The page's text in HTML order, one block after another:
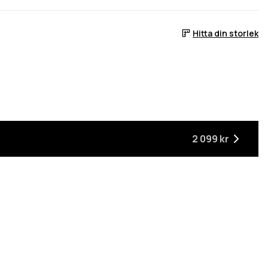
Hitta din storlek
tillbaka i lager
2 099 kr